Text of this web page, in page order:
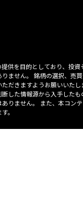
供を目的としており、投資
ません。 銘柄の選択、売
だきますようお願いいたし
した情報源から入手したも
りません。 また、本コン
。